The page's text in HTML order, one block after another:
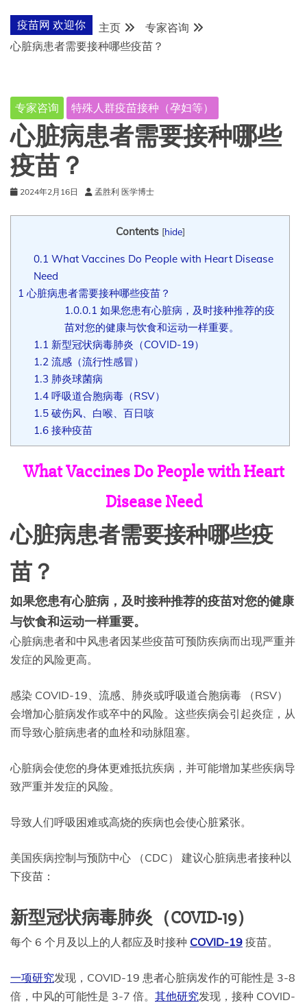
疫苗网 欢迎你 主页
专家咨询
心脏病患者需要接种哪些疫苗？
专家咨询 特殊人群疫苗接种（孕妇等）
心脏病患者需要接种哪些
疫苗？
2024年2月16日 孟胜利 医学博士
Contents [hide]
0.1 What Vaccines Do People with Heart Disease
Need
1 心脏病患者需要接种哪些疫苗？
1.0.0.1 如果您患有心脏病，及时接种推荐的疫
苗对您的健康与饮食和运动一样重要。
1.1 新型冠状病毒肺炎（COVID-19）
1.2流感（流行性感冒）
1.3 肺炎球菌病
1.4呼吸道合胞病毒（RSV）
1.5破伤风、白喉、百日咳
1.6接种疫苗
What Vaccines Do People with Heart
Disease Need
心脏病患者需要接种哪些疫
苗？
如果您患有心脏病，及时接种推荐的疫苗对您的健康
与饮食和运动一样重要。
心脏病患者和中风患者因某些疫苗可预防疾病而出现严重并
发症的风险更高。
感染 COVID-19、流感、肺炎或呼吸道合胞病毒 （RSV）
会增加心脏病发作或卒中的风险。这些疾病会引起炎症，从
而导致心脏病患者的血栓和动脉阻塞。
心脏病会使您的身体更难抵抗疾病，并可能增加某些疾病导
致严重并发症的风险。
导致人们呼吸困难或高烧的疾病也会使心脏紧张。
美国疾病控制与预防中心 （CDC） 建议心脏病患者接种以
下疫苗：
新型冠状病毒肺炎（COVID-19）
每个 6 个月及以上的人都应及时接种 COVID-19 疫苗。
一项研究发现，COVID-19 患者心脏病发作的可能性是 3-8
倍，中风的可能性是 3-7 倍。 其他研究发现，接种 COVID-